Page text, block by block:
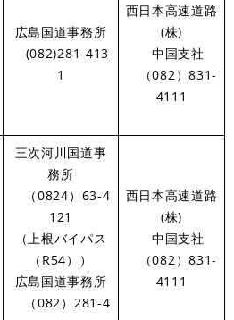
広島国道事務所
(082)281-413
1
西日本高速道路
(株)
中国支社
（082）831-
4111
三次河川国道事
務所
（0824）63-4
121
（上根バイパス
（R54））
広島国道事務所
（082）281-4
西日本高速道路
(株)
中国支社
（082）831-
4111